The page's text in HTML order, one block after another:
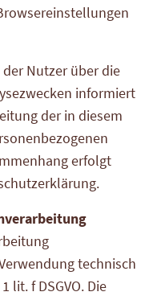
Nutzer über die
informiert
der in diesem
erfolgt
technisch
lit. f DSGVO. Die